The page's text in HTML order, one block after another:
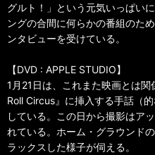
グルト！」という元気いっぱい
ングの合間に何らかの番組のた
ンタビューを受けている。
【DVD : APPLE STUDIO】
1月21日は、これまた映画とは関
Roll Circus』に挿入する手話（
している。この日から撮影はア
れている。ホーム・グラウンド
ラックスした様子が伺える。